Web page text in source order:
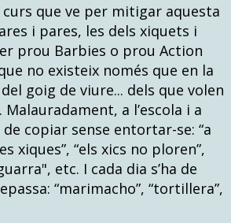
que ve per mitigar aquesta
i pares, les dels xiquets i
prou Barbies o prou Action
no existeix només que en la
goig de viure... dels que volen
a l’escola i a
copiar sense entortar-se: “a
xiques”, “els xics no ploren”,
etc. I cada dia s’ha de
“marimacho”, “tortillera”,